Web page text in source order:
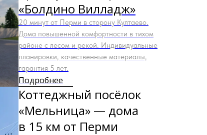
«Болдино Вилладж»
20 минут от Перми в сторону Култаево.
Дома повышенной комфортности в тихом
районе с лесом и рекой. Индивидуальные
планировки, качественные материалы,
гарантия 5 лет.
Подробнее
Коттеджный посёлок
«Мельница» — дома
в 15 км от Перми